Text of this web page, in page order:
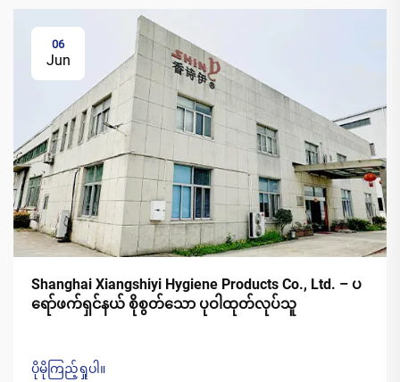
06
Jun
Shanghai Xiangshiyi Hygiene Products Co., Ltd. – ပ
ရော်ဖက်ရှင်နယ် စိုစွတ်သော ပုဝါထုတ်လုပ်သူ
ပိုမိုကြည့်ရှုပါ။